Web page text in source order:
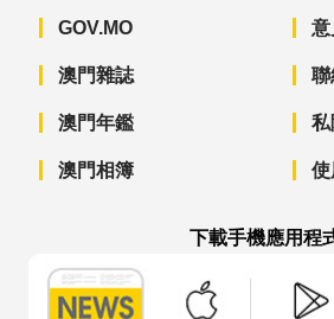
GOV.MO
澳門雜誌
澳門年鑑
澳門相簿
意
聯
私
使
下載手機應用程